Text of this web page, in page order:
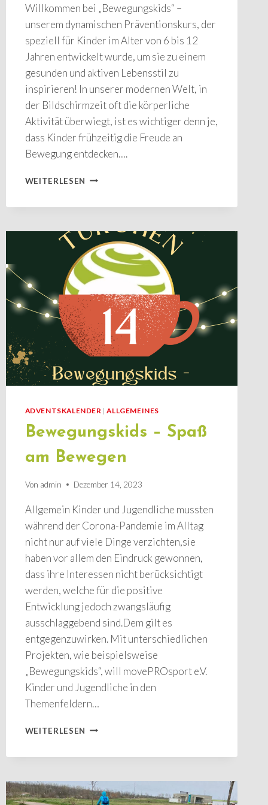
Willkommen bei „Bewegungskids“ –
unserem dynamischen Präventionskurs, der
speziell für Kinder im Alter von 6 bis 12
Jahren entwickelt wurde, um sie zu einem
gesunden und aktiven Lebensstil zu
inspirieren! In unserer modernen Welt, in
der Bildschirmzeit oft die körperliche
Aktivität überwiegt, ist es wichtiger denn je,
dass Kinder frühzeitig die Freude an
Bewegung entdecken….
WEITERLESEN BEWEGUNGSKIDS
SPASS Z
UR B
EWEGUNG
ADVENTSKALENDER |ALLGEMEINES
Bewegungskids – Spaß
am Bewegen
Von admin Dezember 14, 2023
Allgemein Kinder und Jugendliche mussten
während der Corona-Pandemie im Alltag
nicht nur auf viele Dinge verzichten,sie
haben vor allem den Eindruck gewonnen,
dass ihre Interessen nicht berücksichtigt
werden, welche für die positive
Entwicklung jedoch zwangsläufig
ausschlaggebend sind.Dem gilt es
entgegenzuwirken. Mit unterschiedlichen
Projekten, wie beispielsweise
„Bewegungskids“, will movePROsport e.V.
Kinder und Jugendliche in den
Themenfeldern…
WEITERLESEN BEWEGUNGSKIDS